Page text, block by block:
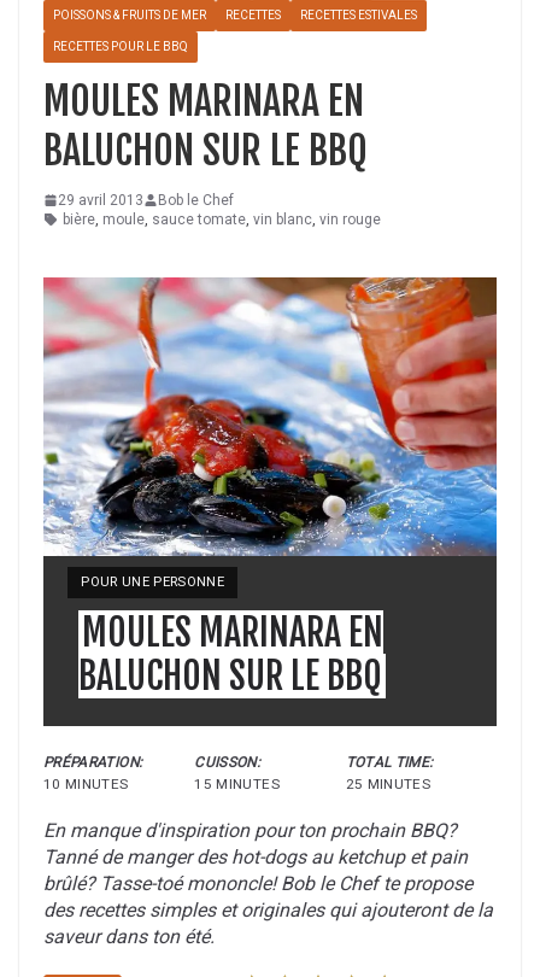
POISSONS & FRUITS DE MER RECETTES RECETTES ESTIVALES
RECETTES POUR LE BBQ
MOULES MARINARA EN
BALUCHON SUR LE BBQ
29 avril 2013
Bob le Chef
bière, moule, sauce tomate, vin blanc, vin rouge
YIELD:
POUR UNE PERSONNE
MOULES MARINARA EN
BALUCHON SUR LE BBQ
PRÉPARATION:
10 MINUTES
CUISSON:
15 MINUTES
TOTAL TIME:
25 MINUTES
En manque d'inspiration pour ton prochain BBQ?
Tanné de manger des hot-dogs au ketchup et pain
brûlé? Tasse-toé mononcle! Bob le Chef te propose
des recettes simples et originales qui ajouteront de la
saveur dans ton été.